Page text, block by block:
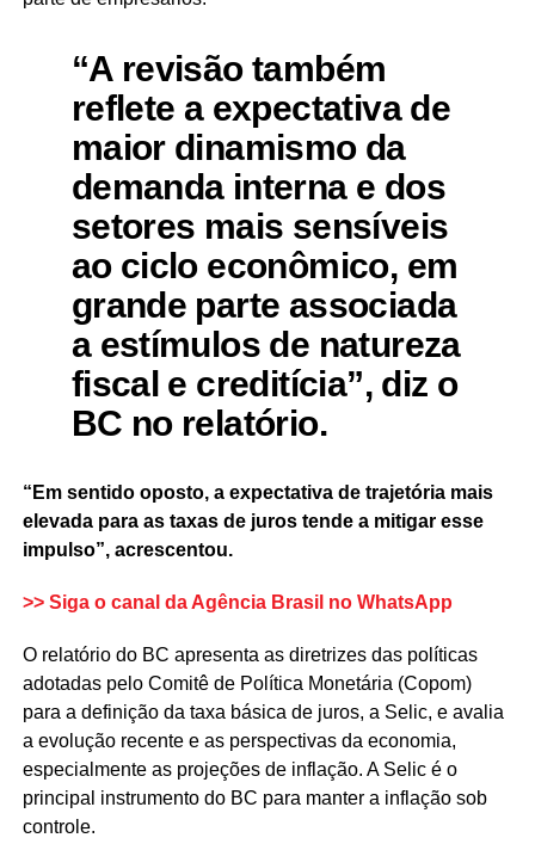
“A revisão também
reflete a expectativa de
maior dinamismo da
demanda interna e dos
setores mais sensíveis
ao ciclo econômico, em
grande parte associada
a estímulos de natureza
fiscal e creditícia”, diz o
BC no relatório.
“Em sentido oposto, a expectativa de trajetória mais
elevada para as taxas de juros tende a mitigar esse
impulso”, acrescentou.
>> Siga o canal da Agência Brasil no WhatsApp
O relatório do BC apresenta as diretrizes das políticas
adotadas pelo Comitê de Política Monetária (Copom)
para a definição da taxa básica de juros, a Selic, e avalia
a evolução recente e as perspectivas da economia,
especialmente as projeções de inflação. A Selic é o
principal instrumento do BC para manter a inflação sob
controle.